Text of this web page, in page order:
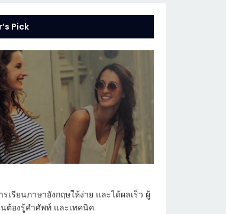
Pick
รเรียนภาษาอังกฤษให้ง่าย และได้ผลเร็ว ผู้
นต้องรู้คำศัพท์ และเทคนิค.